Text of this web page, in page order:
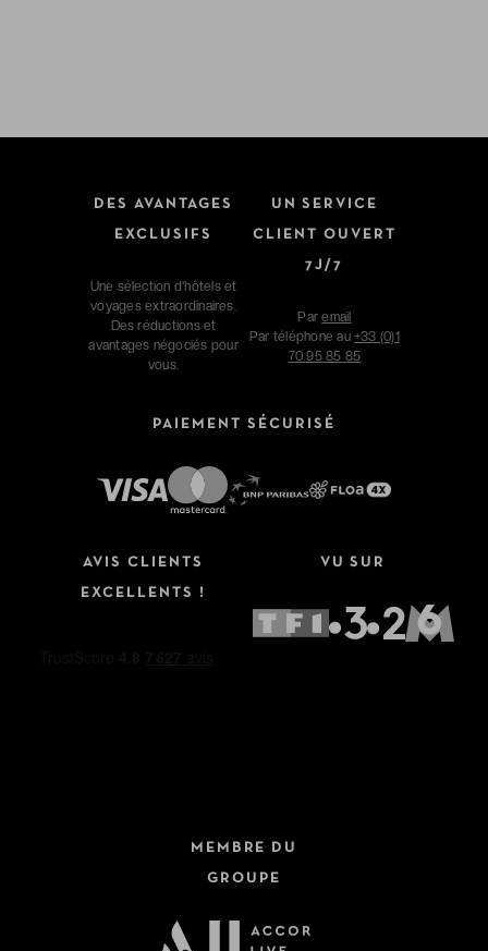
DES AVANTAGES
EXCLUSIFS
Une sélection d'hôtels et
voyages extraordinaires.
Des réductions et
avantages négociés pour
vous.
UN SERVICE
CLIENT OUVERT
7J/7
Paremail
Par téléphone au +33 (0)1
70 95 85 85
PAIEMENT SÉCURISÉ
AVIS CLIENTS
EXCELLENTS !
VU SUR
MEMBRE DU
GROUPE